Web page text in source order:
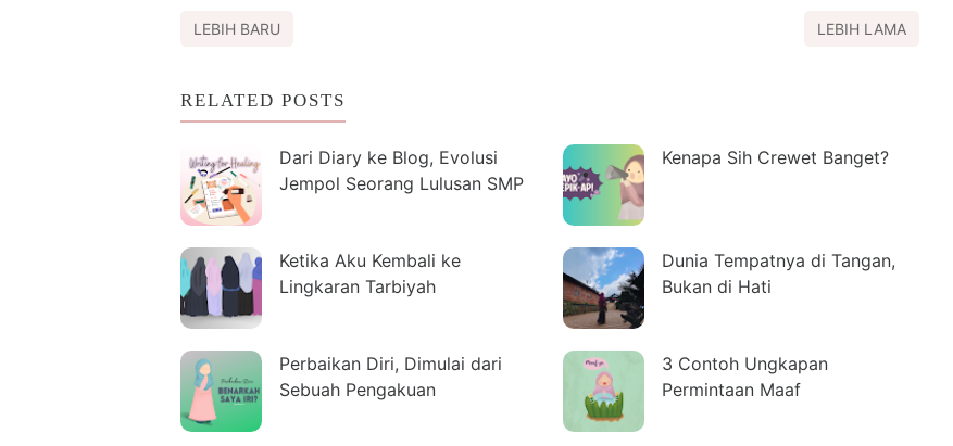
LEBIH BARU LEBIH LAMA
RELATED POSTS
Dari Diary ke Blog, Evolusi
Jempol Seorang Lulusan SMP
Kenapa Sih Crewet Banget?
Ketika Aku Kembali ke
Lingkaran Tarbiyah
Dunia Tempatnya di Tangan,
Bukan di Hati
Perbaikan Diri, Dimulai dari
Sebuah Pengakuan
3 Contoh Ungkapan
Permintaan Maaf